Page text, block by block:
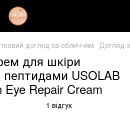
догляд за обличчям Догляд
для шкіри
пептидами USOLAB
Eye Repair Cream
1 відгук